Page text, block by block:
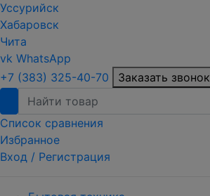
Уссурийск
Хабаровск
Чита
vk WhatsApp
+7 (383) 325-40-70
Заказать звонок
Список сравнения
Избранное
Вход / Регистрация